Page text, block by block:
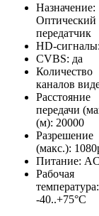
Назначение:
Оптический
передатчик
HD-
CVBS: да
Количество
каналов
Расстояние
передачи
(м): 20000
Разрешение
(макс.):
Питание:
Рабочая
температура:
-40..+75°С